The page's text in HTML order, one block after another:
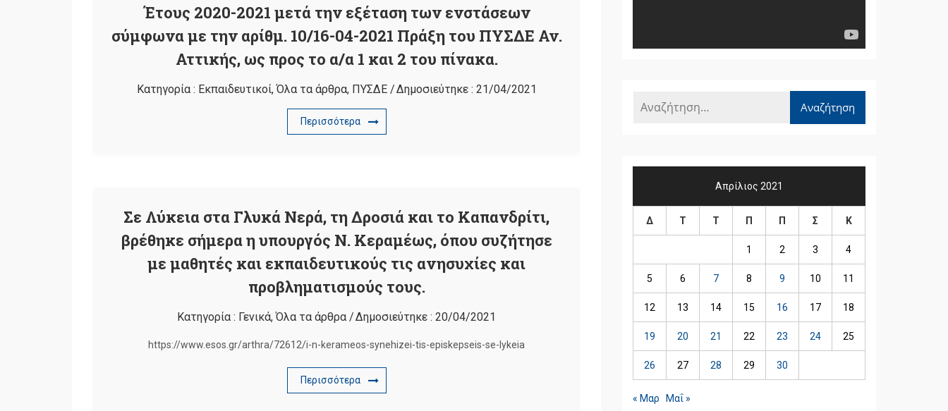
Έτους 2020-2021 μετά την εξέταση των ενστάσεων
σύμφωνα με την αρίθμ. 10/16-04-2021 Πράξη του ΠΥΣΔΕ Αν.
Αττικής, ως προς το α/α 1 και 2 του πίνακα.
Κατηγορία : Εκπαιδευτικοί,Όλα τα άρθρα, ΠΥΣΔΕ/Δημοσιεύτηκε : 21/04/2021
Περισσότερα
Σε Λύκεια στα Γλυκά Νερά, τη Δροσιά και το Καπανδρίτι,
βρέθηκε σήμερα η υπουργός Ν. Κεραμέως, όπου συζήτησε
με μαθητές και εκπαιδευτικούς τις ανησυχίες και
προβληματισμούς τους.
Κατηγορία : Γενικά,Όλα τα άρθρα /Δημοσιεύτηκε : 20/04/2021
https://www.esos.gr/arthra/72612/i-n-kerameos-synehizei-tis-episkepseis-se-lykeia
Περισσότερα
Απρίλιος 2021
Δ Τ Τ Π Π Σ Κ
1 2 3 4
5 6 7 8 9 10 11
12 13 14 15 16 17 18
19 20 21 22 23 24 25
26 27 28 29 30
« Μαρ Μαΐ »